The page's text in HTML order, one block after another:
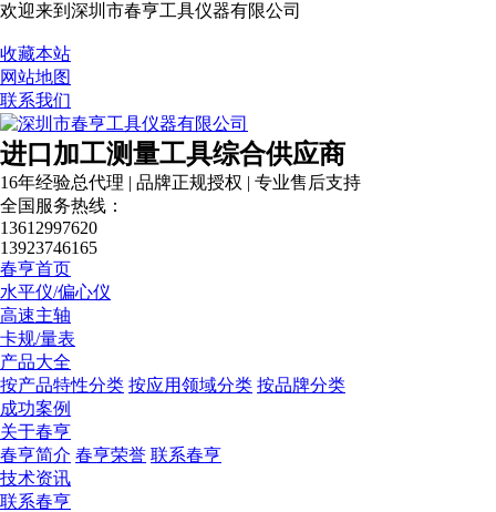
欢迎来到深圳市春亨工具仪器有限公司
收藏本站
网站地图
联系我们
进口加工测量工具综合供应商
16年经验总代理 | 品牌正规授权 | 专业售后支持
全国服务热线：
13612997620
13923746165
春亨首页
水平仪/偏心仪
高速主轴
卡规/量表
产品大全
按产品特性分类 按应用领域分类 按品牌分类
成功案例
关于春亨
春亨简介 春亨荣誉 联系春亨
技术资讯
联系春亨
营业执照